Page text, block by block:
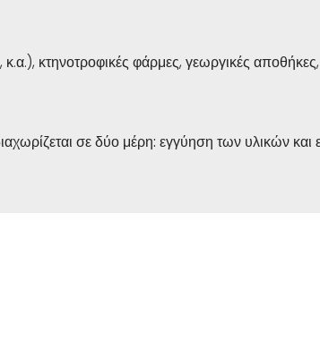
κτηνοτροφικές φάρμες, γεωργικές
σε δύο μέρη: εγγύηση των υλικών και